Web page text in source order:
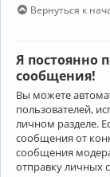
Вернуться к
Я постоянно
сообщения!
Вы можете
пользователей,
личном разделе.
сообщения от
сообщения
отправку личных